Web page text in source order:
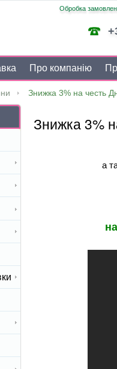
Обробка
Про компанію
Знижка 3% на честь
Знижка 3%
а